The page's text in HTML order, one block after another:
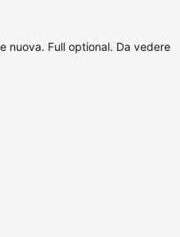
nuova. Full optional. Da vedere